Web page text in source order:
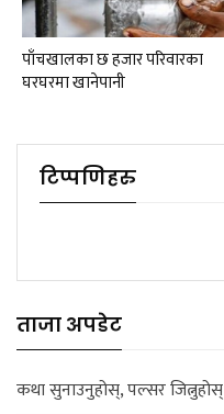
पाँचखालका छ हजार परिवारका
घरघरमा खानेपानी
टिप्पणिहरु
ताजा अपडेट
कथा सुनाउनुहोस्, पल्सर जित्नुहोस्